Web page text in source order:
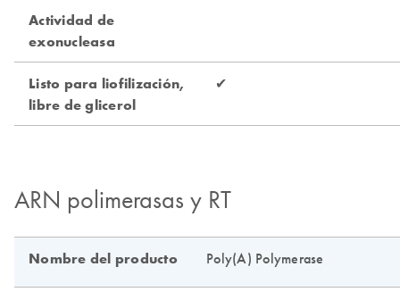
ARN polimerasas y RT